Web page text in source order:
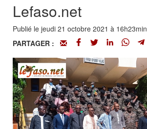
Lefaso.net
Publié le jeudi 21 octobre 2021 à 16h23min
PARTAGER :